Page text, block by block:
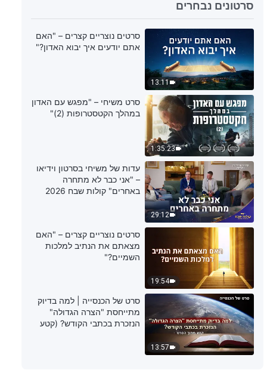
9:34
דבר אלוהים היומי: הכרת עבודתו של
האל – מובאה 166
9:36
דבר אלוהים היומי: הכרת עבודתו של
האל – מובאה 167
6:48
דבר אלוהים היומי: הכרת עבודתו של
האל – מובאה 168
4:45
דבר אלוהים היומי: הכרת עבודתו של
האל – מובאה 169
5:26
דבר אלוהים היומי: הכרת עבודתו של
האל – מובאה 170
דבר אלוהים היומי: הכרת עבודתו של
סרטונים נבחרים
13:11
סרטים נוצריים קצרים – "האם
אתם יודעים איך יבוא האדון?"
1:35:23
סרט משיחי – "מפגש עם האדון
במהלך הקטסטרופות (2)"
29:12
עדות של משיחי בסרטון וידיאו
– "אני כבר לא מתחרה
באחרים" קולות שבח 2026
19:54
סרטים נוצריים קצרים – "האם
מצאתם את הנתיב למלכות
השמיים?"
13:57
סרט של הכנסייה | למה בדיוק
מתייחסת "הצרה הגדולה"
הנזכרת בכתבי הקודש? (קטע